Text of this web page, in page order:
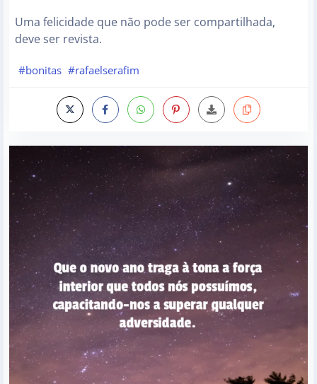
Uma felicidade que não pode ser compartilhada,
deve ser revista.
#bonitas #rafaelserafim